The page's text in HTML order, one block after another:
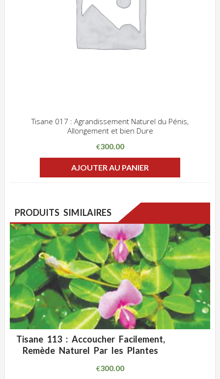
Tisane 017 : Agrandissement Naturel du Pénis,
Allongement et bien Dure
€300.00
AJOUTER AU PANIER
PRODUITS SIMILAIRES
CLIQUEZ POUR VOIR
ADD WISHLIST
Tisane 113 : Accoucher Facilement,
Remède Naturel Par les Plantes
€300.00